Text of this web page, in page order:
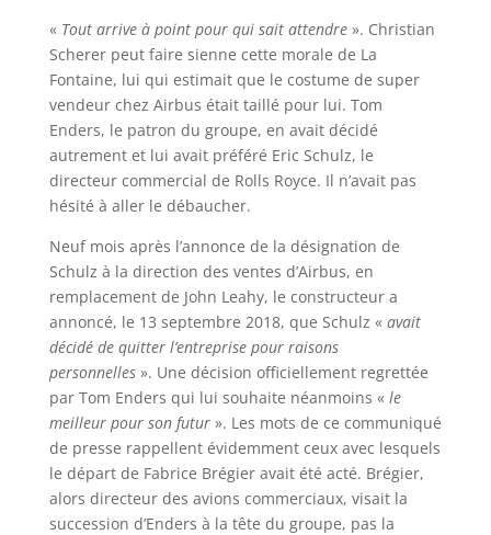
« Tout arrive à point pour qui sait attendre ». Christian
Scherer peut faire sienne cette morale de La
Fontaine, lui qui estimait que le costume de super
vendeur chez Airbus était taillé pour lui. Tom
Enders, le patron du groupe, en avait décidé
autrement et lui avait préféré Eric Schulz, le
directeur commercial de Rolls Royce. Il n’avait pas
hésité à aller le débaucher.
Neuf mois après l’annonce de la désignation de
Schulz à la direction des ventes d’Airbus, en
remplacement de John Leahy, le constructeur a
annoncé, le 13 septembre 2018, que Schulz « avait
décidé de quitter l’entreprise pour raisons
personnelles ». Une décision officiellement regrettée
par Tom Enders qui lui souhaite néanmoins « le
meilleur pour son futur ». Les mots de ce communiqué
de presse rappellent évidemment ceux avec lesquels
le départ de Fabrice Brégier avait été acté. Brégier,
alors directeur des avions commerciaux, visait la
succession d’Enders à la tête du groupe, pas la